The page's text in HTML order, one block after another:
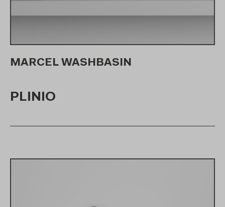
MARCEL WASHBASIN
PLINIO